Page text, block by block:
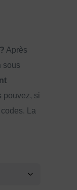
Après
sous
pouvez, si
La